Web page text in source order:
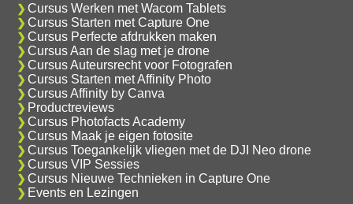
Cursus Werken met Wacom Tablets
Cursus Starten met Capture One
Cursus Perfecte afdrukken maken
Cursus Aan de slag met je drone
Cursus Auteursrecht voor Fotografen
Cursus Starten met Affinity Photo
Cursus Affinity by Canva
Productreviews
Cursus Photofacts Academy
Cursus Maak je eigen fotosite
Cursus Toegankelijk vliegen met de DJI Neo drone
Cursus VIP Sessies
Cursus Nieuwe Technieken in Capture One
Events en Lezingen